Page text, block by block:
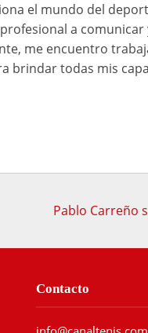
el mundo del
a
me encuentro
brindar todas mis
Pablo Carreño
Contacto